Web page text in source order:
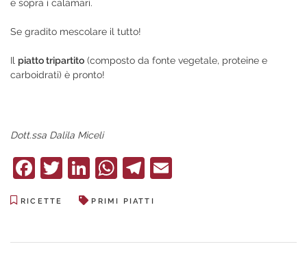
e sopra i calamari.
Se gradito mescolare il tutto!
Il piatto tripartito (composto da fonte vegetale, proteine e
carboidrati) è pronto!
Dott.ssa Dalila Miceli
Facebook
Twitter
LinkedIn
WhatsApp
Telegram
RICETTE PRIMI PIATTI